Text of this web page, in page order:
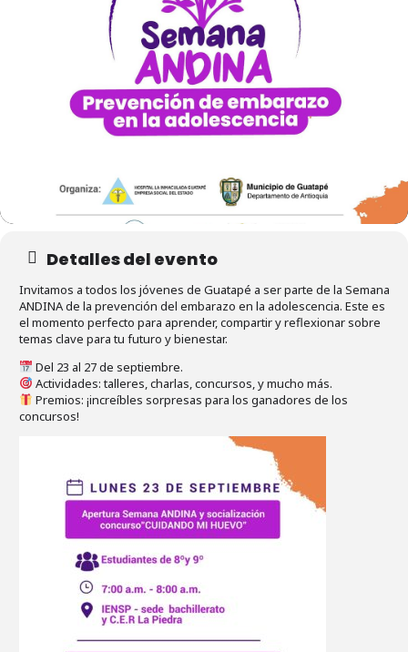
Detalles del evento
Invitamos a todos los jóvenes de Guatapé a ser parte de la Semana
ANDINA de la prevención del embarazo en la adolescencia. Este es
el momento perfecto para aprender, compartir y reflexionar sobre
temas clave para tu futuro y bienestar.
Del 23 al 27 de septiembre.
Actividades: talleres, charlas, concursos, y mucho más.
Premios: ¡increíbles sorpresas para los ganadores de los
concursos!